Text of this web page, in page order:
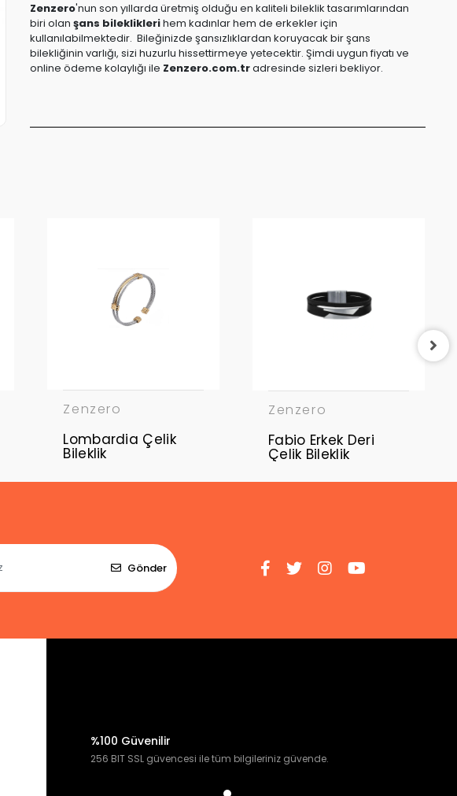
Zenzero'nun son yıllarda üretmiş olduğu en kaliteli bileklik tasarımlarından
biri olan şans bilekliklerihem kadınlar hem de erkekler için
kullanılabilmektedir. Bileğinizde şansızlıklardan koruyacak bir şans
bilekliğinin varlığı, sizi huzurlu hissettirmeye yetecektir. Şimdi uygun fiyatı ve
online ödeme kolaylığı ile Zenzero.com.tradresinde sizleri bekliyor.
Zenzero
Lombardia Çelik
Bileklik
Zenzero
Fabio Erkek Deri
Çelik Bileklik
Gönder
%100 Güvenilir
256 BIT SSL güvencesi ile tüm bilgileriniz güvende.